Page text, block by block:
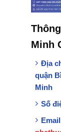
Minh
Địa
quận
Minh
Số